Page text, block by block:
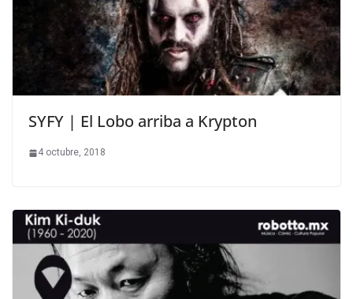
SYFY | El Lobo arriba a Krypton
4 octubre, 2018